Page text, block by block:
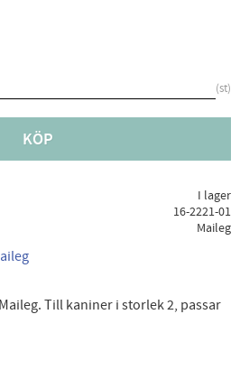
st
KÖP
I lager
16-2221-01
Maileg
Till kaniner i storlek 2, passar